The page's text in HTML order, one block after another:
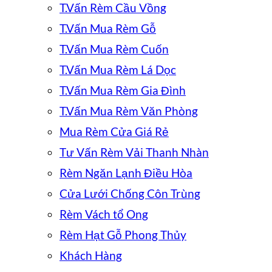
T.Vấn Rèm Cầu Vồng
T.Vấn Mua Rèm Gỗ
T.Vấn Mua Rèm Cuốn
T.Vấn Mua Rèm Lá Dọc
T.Vấn Mua Rèm Gia Đình
T.Vấn Mua Rèm Văn Phòng
Mua Rèm Cửa Giá Rẻ
Tư Vấn Rèm Vải Thanh Nhàn
Rèm Ngăn Lạnh Điều Hòa
Cửa Lưới Chống Côn Trùng
Rèm Vách tổ Ong
Rèm Hạt Gỗ Phong Thủy
Khách Hàng